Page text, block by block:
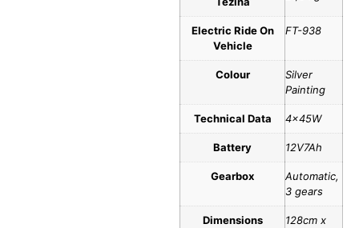
Electric Ride On
Vehicle
FT-938
Colour
Silver
Painting
Technical Data 4x45W
Battery 12V7Ah
Gearbox
Automatic,
3 gears
Dimensions
128cm x